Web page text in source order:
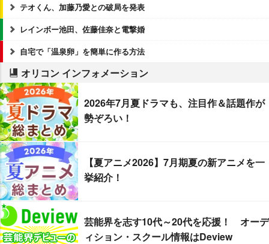
テオくん、加藤乃愛との破局を発表
レインボー池田、佐藤佳奈と電撃婚
自宅で「温泉卵」を簡単に作る方法
オリコン インフォメーション
2026年7月夏ドラマも、注目作＆話題作が
勢ぞろい！
【夏アニメ2026】7月期夏の新アニメを一
挙紹介！
芸能界を志す10代～20代を応援！ オーデ
ィション・スクール情報はDeview